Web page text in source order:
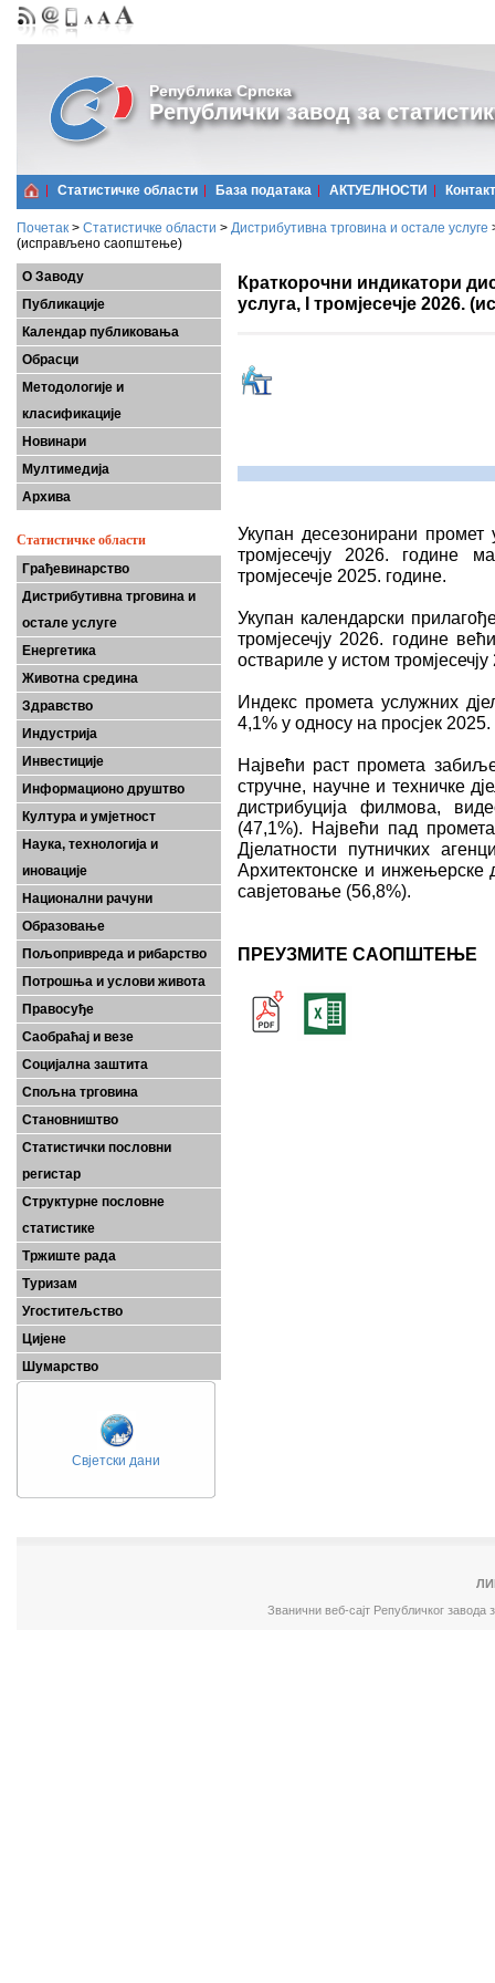
Република Српска
Републички завод за
Статистичке области Базa података АКТУЕЛНОСТИ Контакт
Почетак > Статистичке области > Дистрибутивна трговина и остале услуге
(исправљено саопштење)
О Заводу
Публикације
Календар публиковања
Обрасци
Методологије и
класификације
Новинари
Мултимедија
Архива
Статистичке области
Грађевинарство
Дистрибутивна трговина и
остале услуге
Енергетика
Животна средина
Здравство
Индустрија
Инвестиције
Информационо друштво
Култура и умјетност
Наука, технологија и
иновације
Национални рачуни
Образовање
Пољопривреда и рибарство
Потрошња и услови живота
Правосуђе
Саобраћај и везе
Социјална заштита
Спољна трговина
Становништво
Статистички пословни
регистар
Структурне пословне
статистике
Тржиште рада
Туризам
Угоститељство
Цијене
Шумарство
Свјетски дани
Краткорочни индикатори
услуга, I тромјесечје 2026.
Укупан десезонирани промет
тромјесечју 2026. године
тромјесечје 2025. године.
Укупан календарски
тромјесечју 2026. године
оствариле у истом
Индекс промета услужних
4,1% у односу на просјек 2025.
Највећи раст промета
стручне, научне и техничке
дистрибуција филмова,
(47,1%). Највећи пад
Дјелатности путничких
Архитектонске и инжењерске
савјетовање (56,8%).
ПРЕУЗМИТЕ САОПШТЕЊЕ
Званични веб-сајт Републичког